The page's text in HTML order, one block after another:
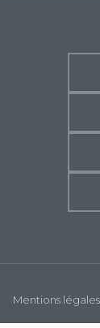
Mentions légales